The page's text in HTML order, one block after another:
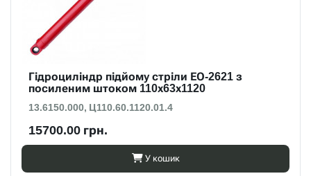
Гідроциліндр підйому стріли ЕО-2621 з
посиленим штоком 110х63х1120
13.6150.000, Ц110.60.1120.01.4
15700.00 грн.
У кошик